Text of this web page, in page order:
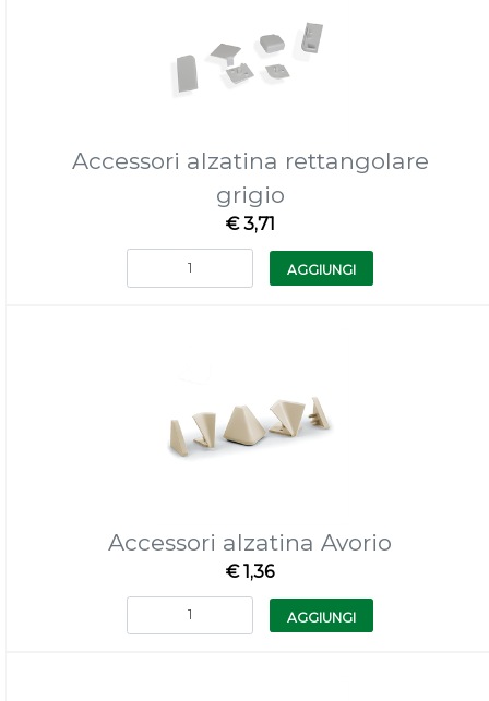
Accessori alzatina rettangolare
grigio
€ 3,71
Quantità
AGGIUNGI
Accessori alzatina Avorio
€ 1,36
Quantità
AGGIUNGI